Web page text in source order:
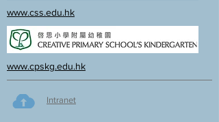
www.css.edu.hk
www.cpskg.edu.hk
Intranet